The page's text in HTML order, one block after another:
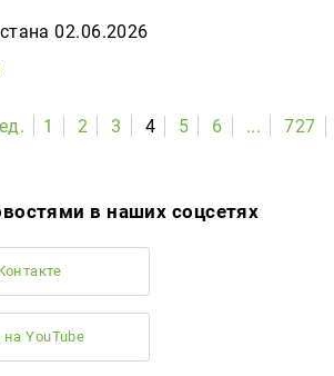
02.06.2026
1 2 3 4 5 6 ... 727
в наших соцсетях
YouTube